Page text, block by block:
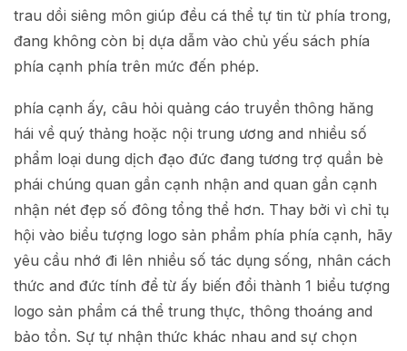
trau dồi siêng môn giúp đều cá thể tự tin từ phía trong,
đang không còn bị dựa dẫm vào chủ yếu sách phía
phía cạnh phía trên mức đến phép.
phía cạnh ấy, câu hỏi quảng cáo truyền thông hăng
hái về quý thảng hoặc nội trung ương and nhiều số
phẩm loại dung dịch đạo đức đang tương trợ quần bè
phái chúng quan gần cạnh nhận and quan gần cạnh
nhận nét đẹp số đông tổng thể hơn. Thay bởi vì chỉ tụ
hội vào biểu tượng logo sản phẩm phía phía cạnh, hãy
yêu cầu nhớ đi lên nhiều số tác dụng sống, nhân cách
thức and đức tính để từ ấy biến đổi thành 1 biểu tượng
logo sản phẩm cá thể trung thực, thông thoáng and
bảo tồn. Sự tự nhận thức khác nhau and sự chọn